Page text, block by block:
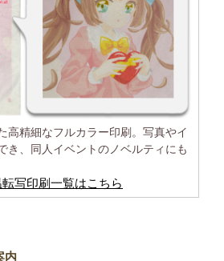
高精細なフルカラー印刷。写真やイ
き、同人イベントのノベルティにも
写印刷一覧はこちら
内